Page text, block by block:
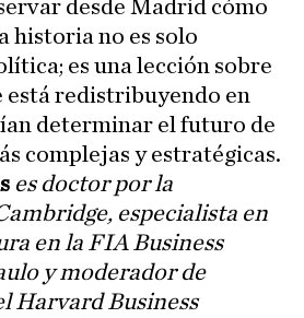
desde Madrid cómo
historia no es solo
es una lección sobre
está redistribuyendo en
determinar el futuro de
complejas y estratégicas.
es doctor por la
especialista en
en la FIA Business
y moderador de
Harvard Business